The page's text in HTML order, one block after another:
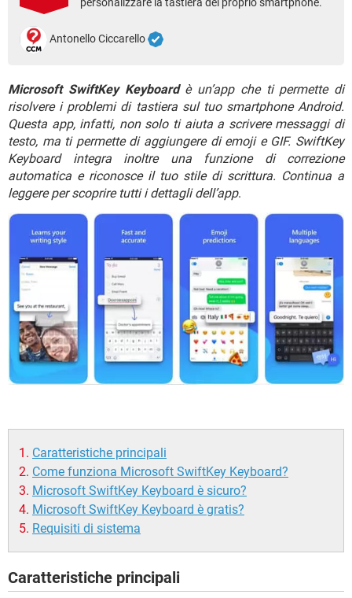
TIKTOK FACEBOOK
HARDWARE
Antonello Ciccarello
Microsoft SwiftKey Keyboardè un’app che ti permette di
risolvere i problemi di tastiera sul tuo smartphone Android.
Questa app, infatti, non solo ti aiuta a scrivere messaggi di
testo, ma ti permette di aggiungere di emoji e GIF. SwiftKey
Keyboard integra inoltre una funzione di correzione
automatica e riconosce il tuo stile di scrittura. Continua a
leggere per scoprire tutti i dettagli dell’app.
Caratteristiche principali
Come funziona Microsoft SwiftKey Keyboard?
Microsoft SwiftKey Keyboard è sicuro?
Microsoft SwiftKey Keyboard è gratis?
Requisiti di sistema
Caratteristiche principali